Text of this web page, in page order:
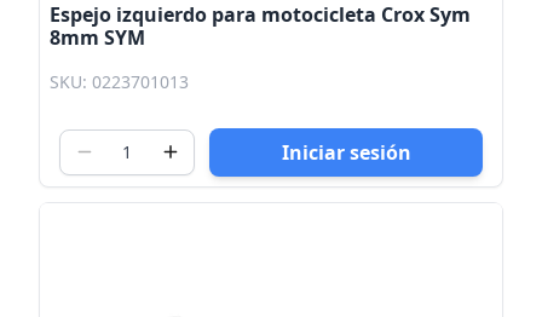
Espejo izquierdo para motocicleta Crox Sym
8mm SYM
SKU: 0223701013
Iniciar sesión